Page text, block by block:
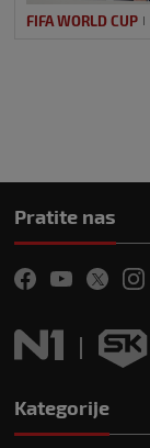
FIFA WORLD CUP
Pratite nas
Kategorije